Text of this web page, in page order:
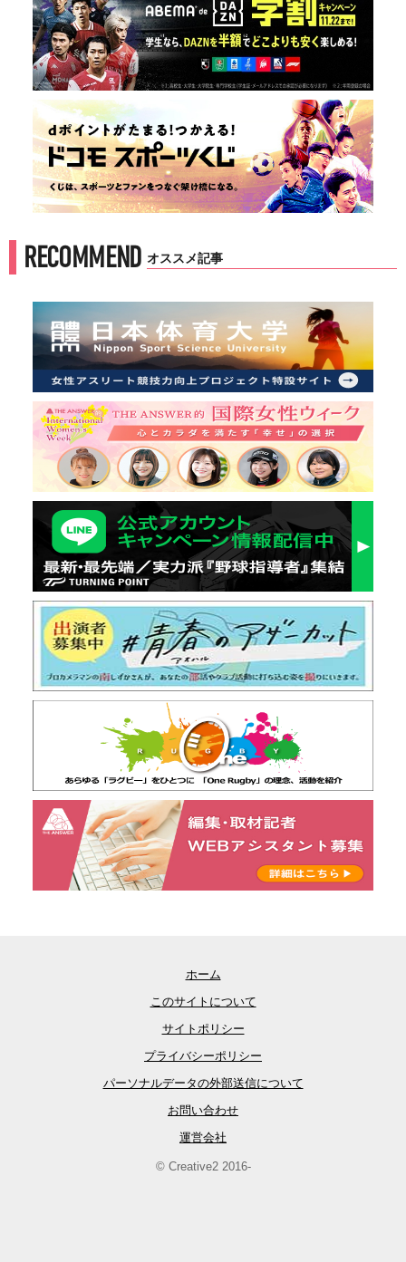
RECOMMEND オススメ記事
ホーム
このサイトについて
サイトポリシー
プライバシーポリシー
パーソナルデータの外部送信について
お問い合わせ
運営会社
© Creative2 2016-